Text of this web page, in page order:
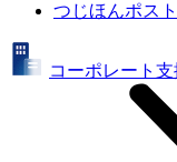
つじほんポス
コーポレート支